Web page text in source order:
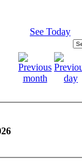
See Today